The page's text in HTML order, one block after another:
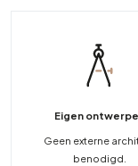
Eigen
Geen externe
benodigd.